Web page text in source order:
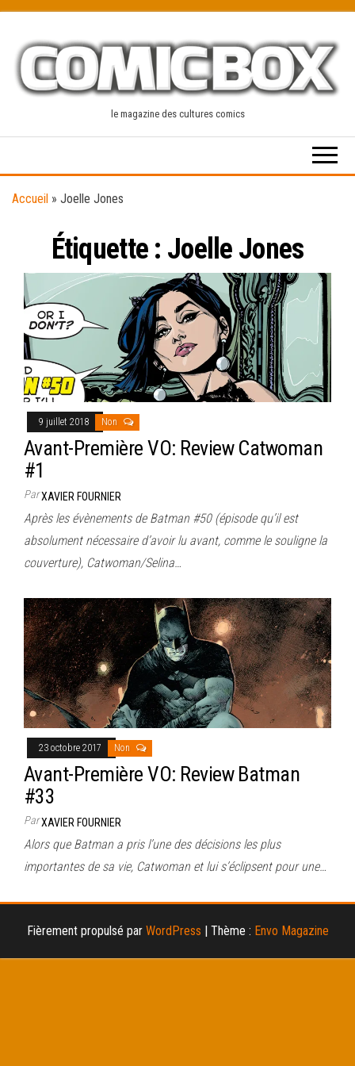
content
le magazine des cultures comics
Accueil » Joelle Jones
Étiquette : Joelle Jones
9 juillet 2018 Non
Avant-Première VO: Review Catwoman
#1
ParXAVIER FOURNIER
Après les évènements de Batman #50 (épisode qu’il est
absolument nécessaire d’avoir lu avant, comme le souligne la
couverture), Catwoman/Selina…
23 octobre 2017 Non
Avant-Première VO: Review Batman
#33
ParXAVIER FOURNIER
Alors que Batman a pris l’une des décisions les plus
importantes de sa vie, Catwoman et lui s’éclipsent pour une…
Fièrement propulsé par WordPress Thème : Envo Magazine